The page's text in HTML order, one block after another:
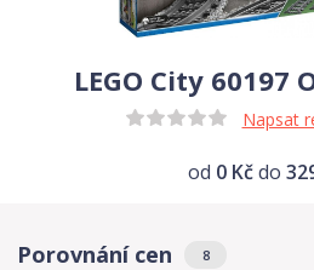
LEGO City 60197
Napsat
od 0 Kčdo
Porovnání cen 8